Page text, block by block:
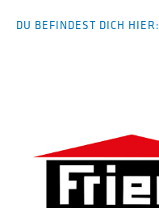
DU BEFINDEST DICH HIER: